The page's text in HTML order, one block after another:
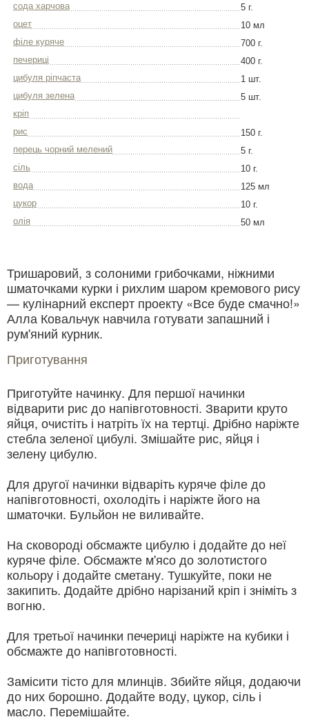
сода харчова
5 г.
оцет
10 мл
філе куряче
700 г.
печериці
400 г.
цибуля ріпчаста
1 шт.
цибуля зелена
5 шт.
кріп
рис
150 г.
перець чорний мелений
5 г.
сіль
10 г.
вода
125 мл
цукор
10 г.
олія
50 мл
Тришаровий, з солоними грибочками, ніжними
шматочками курки і рихлим шаром кремового рису
— кулінарний експерт проекту «Все буде смачно!»
Алла Ковальчук навчила готувати запашний і
рум'яний курник.
Приготування
Приготуйте начинку. Для першої начинки
відварити рис до напівготовності. Зварити круто
яйця, очистіть і натріть їх на тертці. Дрібно наріжте
стебла зеленої цибулі. Змішайте рис, яйця і
зелену цибулю.
Для другої начинки відваріть куряче філе до
напівготовності, охолодіть і наріжте його на
шматочки. Бульйон не виливайте.
На сковороді обсмажте цибулю і додайте до неї
куряче філе. Обсмажте м'ясо до золотистого
кольору і додайте сметану. Тушкуйте, поки не
закипить. Додайте дрібно нарізаний кріп і зніміть з
вогню.
Для третьої начинки печериці наріжте на кубики і
обсмажте до напівготовності.
Замісити тісто для млинців. Збийте яйця, додаючи
до них борошно. Додайте воду, цукор, сіль і
масло. Перемішайте.